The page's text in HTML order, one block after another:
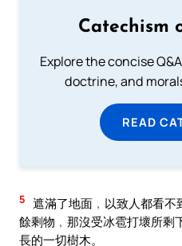
Catechism
Explore the concise
doctrine, and
READ
5 遮滿了地面﹐以致人都看
餘剩物﹐那沒受冰雹打壞所剩
長的一切樹木。